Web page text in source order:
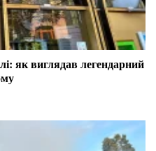
як виглядав легендарний